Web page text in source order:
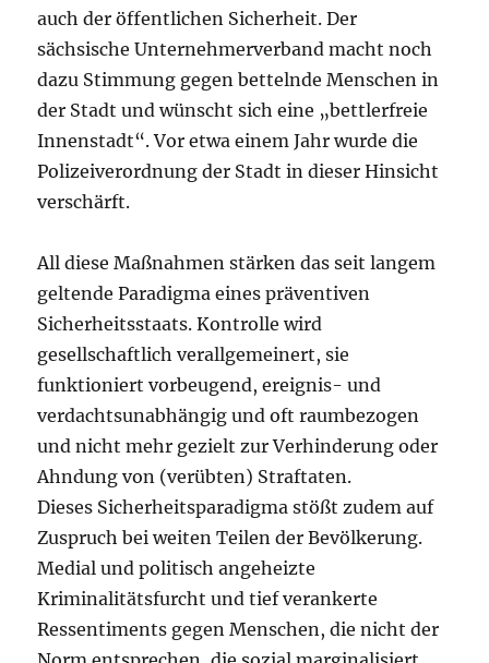
auch der öffentlichen Sicherheit. Der
sächsische Unternehmerverband macht noch
dazu Stimmung gegen bettelnde Menschen in
der Stadt und wünscht sich eine „bettlerfreie
Innenstadt“. Vor etwa einem Jahr wurde die
Polizeiverordnung der Stadt in dieser Hinsicht
verschärft.
All diese Maßnahmen stärken das seit langem
geltende Paradigma eines präventiven
Sicherheitsstaats. Kontrolle wird
gesellschaftlich verallgemeinert, sie
funktioniert vorbeugend, ereignis- und
verdachtsunabhängig und oft raumbezogen
und nicht mehr gezielt zur Verhinderung oder
Ahndung von (verübten) Straftaten.
Dieses Sicherheitsparadigma stößt zudem auf
Zuspruch bei weiten Teilen der Bevölkerung.
Medial und politisch angeheizte
Kriminalitätsfurcht und tief verankerte
Ressentiments gegen Menschen, die nicht der